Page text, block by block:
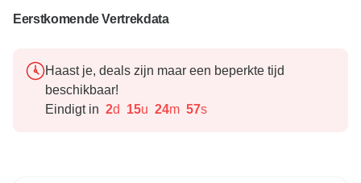
Eerstkomende Vertrekdata
Haast je, deals zijn maar een beperkte tijd
beschikbaar!
Eindigt in 2d 15u 24m 56s